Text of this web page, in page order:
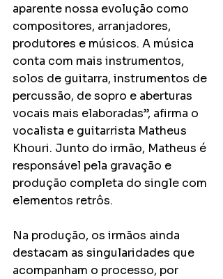
aparente nossa evolução como
compositores, arranjadores,
produtores e músicos. A música
conta com mais instrumentos,
solos de guitarra, instrumentos de
percussão, de sopro e aberturas
vocais mais elaboradas”, afirma o
vocalista e guitarrista Matheus
Khouri. Junto do irmão, Matheus é
responsável pela gravação e
produção completa do single com
elementos retrôs.
Na produção, os irmãos ainda
destacam as singularidades que
acompanham o processo, por